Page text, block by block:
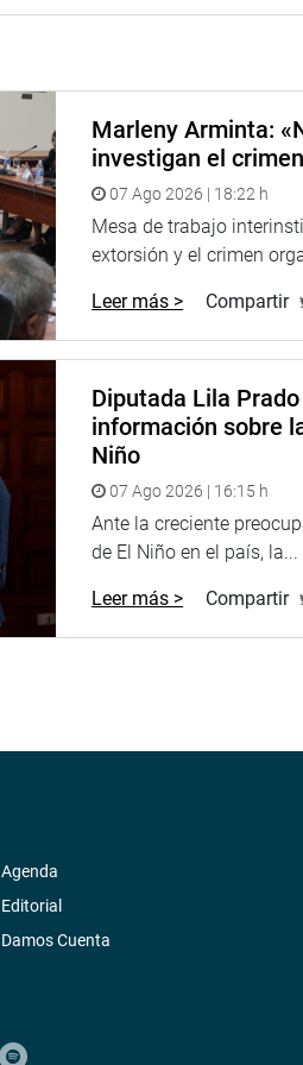
Marleny Arminta:
investigan el
07 Ago 2026 | 18:22 h
Mesa de trabajo
extorsión y el crimen
Leer más > Compartir
Diputada Lila
información sobre
Niño
07 Ago 2026 | 16:15 h
Ante la creciente
de El Niño en el país, la...
Leer más > Compartir
Agenda
Editorial
Damos Cuenta